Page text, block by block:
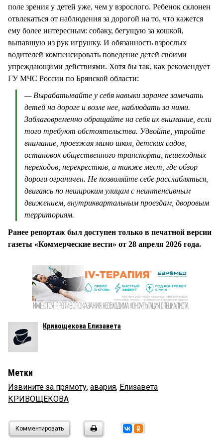
поле зрения у детей уже, чем у взрослого. Ребенок склонен
отвлекаться от наблюдения за дорогой на то, что кажется
ему более интересным: собаку, бегущую за кошкой,
выпавшую из рук игрушку. И обязанность взрослых
водителей компенсировать поведение детей своими
упреждающими действиями. Хотя бы так, как рекомендует
ГУ МЧС России по Брянской области:
— Вырабатывайте у себя навыки заранее замечать
детей на дороге и возле нее, наблюдать за ними.
Заблаговременно обращайте на себя их внимание, если
того требуют обстоятельства. Удвойте, утройте
внимание, проезжая мимо школ, детских садов,
остановок общественного транспорта, пешеходных
переходов, перекрестков, а также мест, где обзор
дороги ограничен. Не позволяйте себе расслабляться,
двигаясь по нешироким улицам с неинтенсивным
движением, внутриквартальным проездам, дворовым
территориям.
Ранее репортаж был доступен только в печатной версии
газеты «Коммерческие вести» от 28 апреля 2026 года.
Кривощекова Елизавета
Метки
Извините за прямоту, авария, Елизавета
КРИВОЩЕКОВА
Комментировать